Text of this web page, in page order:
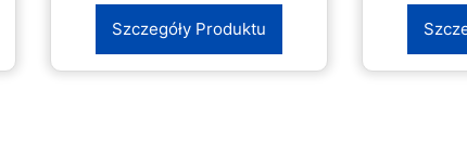
Szczegóły Produktu